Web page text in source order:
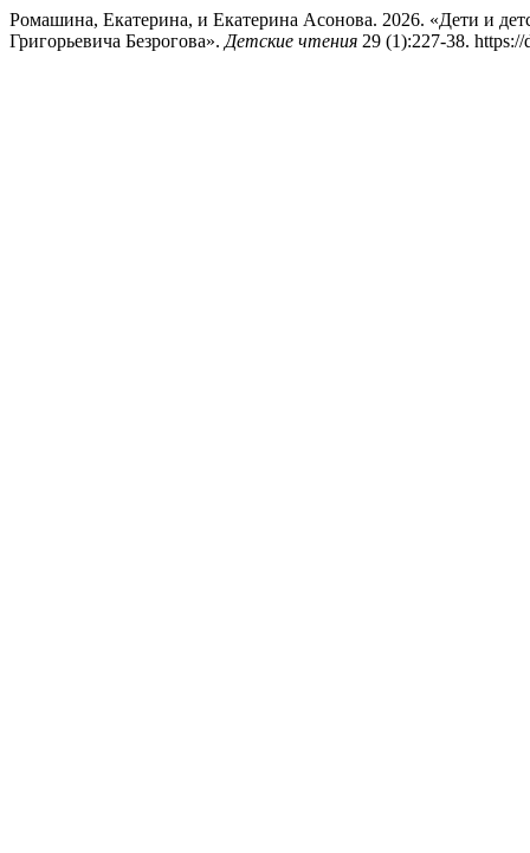
Ромашина, Екатерина, и Екатерина Асонова. 2026. «Дети и
Григорьевича Безрогова». Детские чтения 29 (1):227-38.